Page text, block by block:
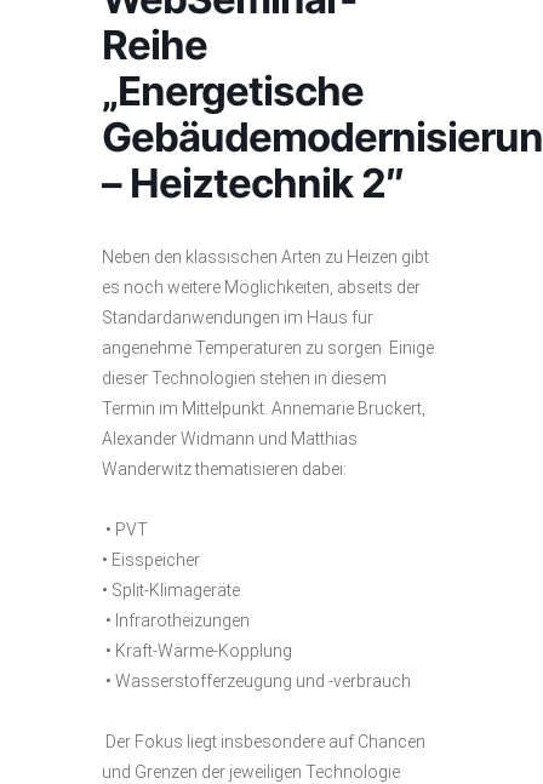
Reihe
„Energetische
– Heiztechnik 2″
Neben den klassischen Arten zu Heizen gibt
es noch weitere Möglichkeiten, abseits der
Standardanwendungen im Haus für
angenehme Temperaturen zu sorgen. Einige
dieser Technologien stehen in diesem
Termin im Mittelpunkt. Annemarie Bruckert,
Alexander Widmann und Matthias
Wanderwitz thematisieren dabei:
• PVT
• Eisspeicher
• Split-Klimageräte
• Infrarotheizungen
• Kraft-Wärme-Kopplung
• Wasserstofferzeugung und -verbrauch
Der Fokus liegt insbesondere auf Chancen
und Grenzen der jeweiligen Technologie